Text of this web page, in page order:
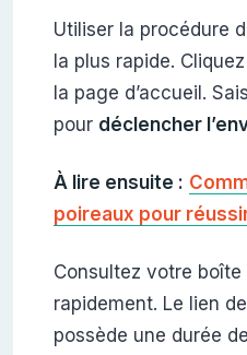
Utiliser la procédure
la plus rapide.
la page d’accueil.
pour déclencher
À lire ensuite :
poireaux pour
Consultez votre
rapidement. Le lien
possède une durée